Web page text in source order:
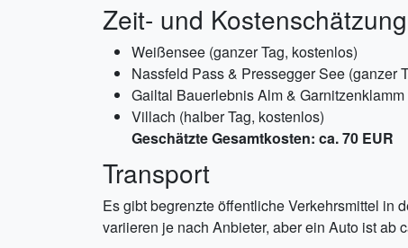
Zeit- und Kostenschätzung
Weißensee (ganzer Tag, kostenlos)
Nassfeld Pass & Pressegger See (ganzer
Gailtal Bauerlebnis Alm &
Villach (halber Tag, kostenlos)
Geschätzte Gesamtkosten: ca. 70 EUR
Transport
Es gibt begrenzte öffentliche Verkehrsmittel in
variieren je nach Anbieter, aber ein Auto ist ab